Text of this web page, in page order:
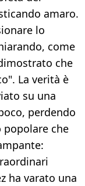
amaro.
lo
come
che
La verità è
su una
perdendo
che
ha varato una